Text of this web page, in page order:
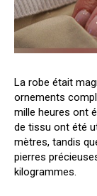
La robe était
ornements
mille heures ont
de tissu ont été
mètres, tandis
pierres
kilogrammes.